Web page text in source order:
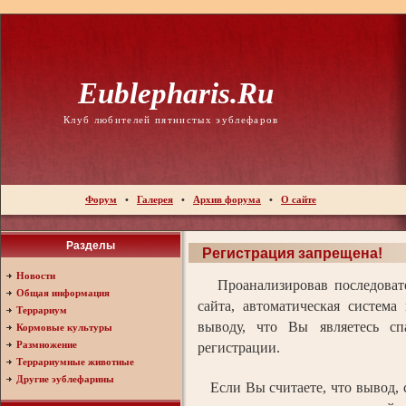
Eublepharis.ru
Клуб любителей пятнистых эублефаров
Форум • Галерея • Архив форума • О сайте
Разделы
Новости
Общая информация
Террариум
Кормовые культуры
Размножение
Террариумные животные
Другие эублефарины
Регистрация запрещена!
Проанализировав
сайта, автоматическая
выводу, что Вы являетесь
регистрации.
Если Вы считаете, что вывод,